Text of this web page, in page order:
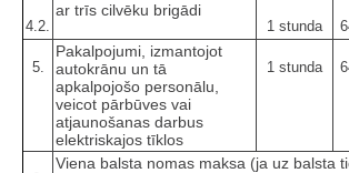
4.2.
ar trīs cilvēku brigādi
1 stunda
5.
Pakalpojumi, izmantojot
autokrānu un tā
apkalpojošo personālu,
veicot pārbūves vai
atjaunošanas darbus
elektriskajos tīklos
1 stunda
Viena balsta nomas maksa (ja uz balsta